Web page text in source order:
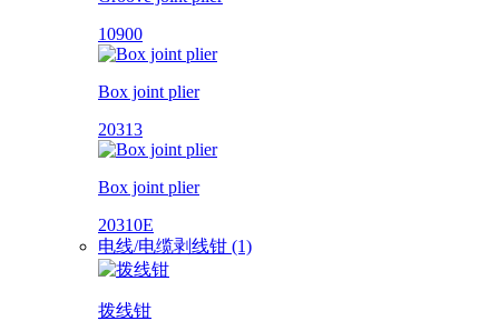
10900
Box joint plier
20313
Box joint plier
20310E
电线/电缆剥线钳 (1)
拨线钳